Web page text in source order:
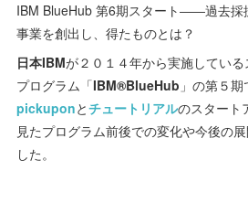
IBM BlueHub 第6期スタート――過去採
事業を創出し、得たものとは？
日本IBMが２０１４年から実施してい
プログラム「IBM®BlueHub 」の第５
pickuponとチュートリアルのスタート
見たプログラム前後での変化や今後の
した。